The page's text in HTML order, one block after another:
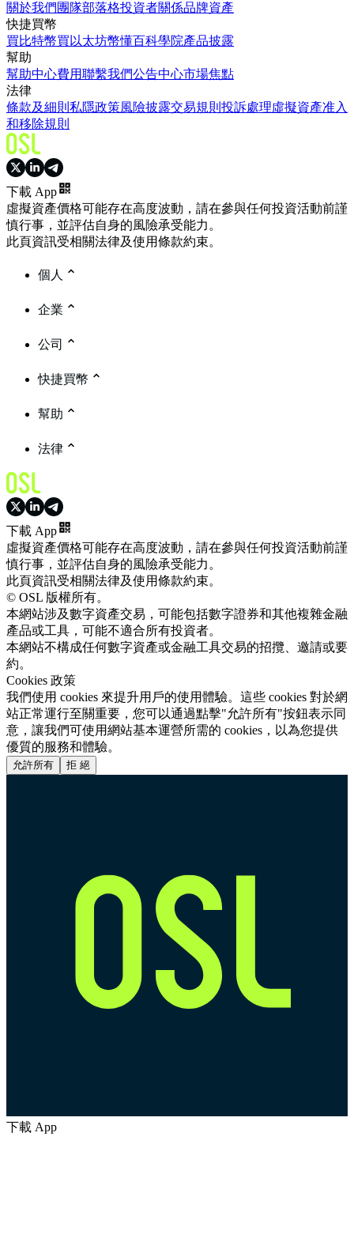
關於我們 團隊部落格投資者關係品牌資產
快捷買幣
買比特幣買以太坊幣懂百科學院產品披露
幫助
幫助中心費用聯繫我們公告中心市場焦點
法律
條款及細則 私隱政策風險披露交易規則 投訴處理虛擬資產准入
和移除規則
下載 App
虛擬資產價格可能存在高度波動，請在參與任何投資活動前謹
慎行事，並評估自身的風險承受能力。
此頁資訊受相關法律及使用條款約束。
個人
企業
公司
快捷買幣
幫助
法律
下載 App
虛擬資產價格可能存在高度波動，請在參與任何投資活動前謹
慎行事，並評估自身的風險承受能力。
此頁資訊受相關法律及使用條款約束。
© OSL 版權所有。
本網站涉及數字資產交易，可能包括數字證券和其他複雜金融
產品或工具，可能不適合所有投資者。
本網站不構成任何數字資產或金融工具交易的招攬、邀請或要
約。
Cookies 政策
我們使用 cookies 來提升用戶的使用體驗。這些 cookies 對於網
站正常運行至關重要，您可以通過點擊"允許所有"按鈕表示同
意，讓我們可使用網站基本運營所需的 cookies，以為您提供
優質的服務和體驗。
允許所有 拒 絕
下載 App